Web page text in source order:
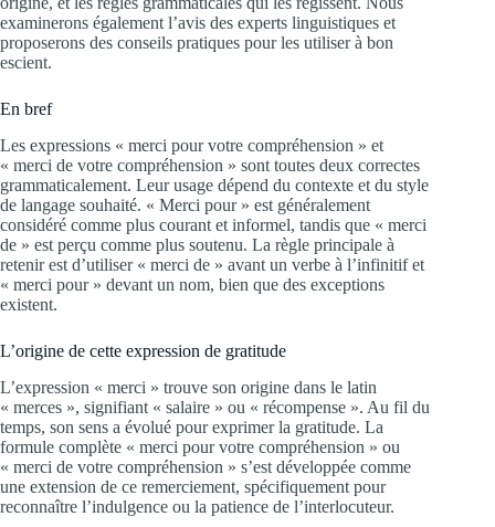
examinerons également l’avis des experts linguistiques et
proposerons des conseils pratiques pour les utiliser à bon
escient.
En bref
Les expressions « merci pour votre compréhension » et
« merci de votre compréhension » sont toutes deux correctes
grammaticalement. Leur usage dépend du contexte et du style
de langage souhaité. « Merci pour » est généralement
considéré comme plus courant et informel, tandis que « merci
de » est perçu comme plus soutenu. La règle principale à
retenir est d’utiliser « merci de » avant un verbe à l’infinitif et
« merci pour » devant un nom, bien que des exceptions
existent.
L’origine de cette expression de gratitude
L’expression « merci » trouve son origine dans le latin
« merces », signifiant « salaire » ou « récompense ». Au fil du
temps, son sens a évolué pour exprimer la gratitude. La
formule complète « merci pour votre compréhension » ou
« merci de votre compréhension » s’est développée comme
une extension de ce remerciement, spécifiquement pour
reconnaître l’indulgence ou la patience de l’interlocuteur.